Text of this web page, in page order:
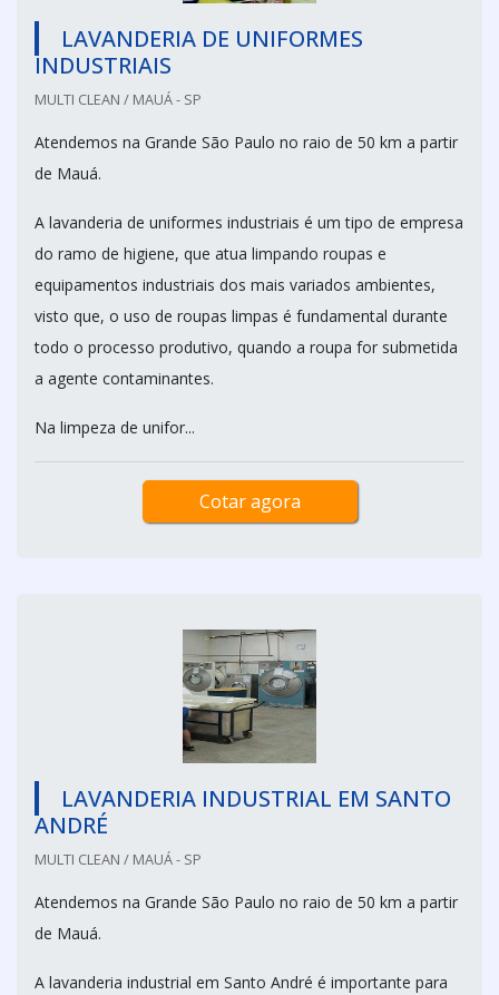
LAVANDERIA DE UNIFORMES
INDUSTRIAIS
MULTI CLEAN / MAUÁ - SP
Atendemos na Grande São Paulo no raio de 50 km a partir
de Mauá.
A lavanderia de uniformes industriais é um tipo de empresa
do ramo de higiene, que atua limpando roupas e
equipamentos industriais dos mais variados ambientes,
visto que, o uso de roupas limpas é fundamental durante
todo o processo produtivo, quando a roupa for submetida
a agente contaminantes.
Na limpeza de unifor...
Cotar agora
LAVANDERIA INDUSTRIAL EM SANTO
ANDRÉ
MULTI CLEAN / MAUÁ - SP
Atendemos na Grande São Paulo no raio de 50 km a partir
de Mauá.
A lavanderia industrial em Santo André é importante para